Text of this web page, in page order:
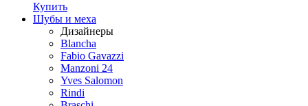
Купить
Шубы и меха
Дизайнеры
Blancha
Fabio Gavazzi
Manzoni 24
Yves Salomon
Rindi